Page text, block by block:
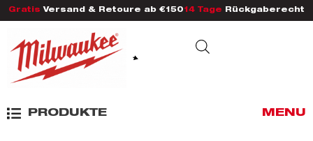
Gratis Versand & Retoure ab €150 14 Tage Rückgaberecht
PRODUKTE MENU